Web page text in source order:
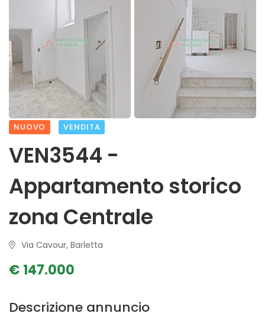
NUOVO VENDITA
VEN3544 -
Appartamento storico
zona Centrale
Via Cavour, Barletta
€ 147.000
Descrizione annuncio